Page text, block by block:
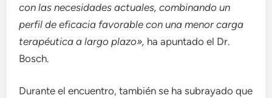
con las necesidades actuales, combinando un
perfil de eficacia favorable con una menor carga
terapéutica a largo plazo», ha apuntado el Dr.
Bosch.
Durante el encuentro, también se ha subrayado que